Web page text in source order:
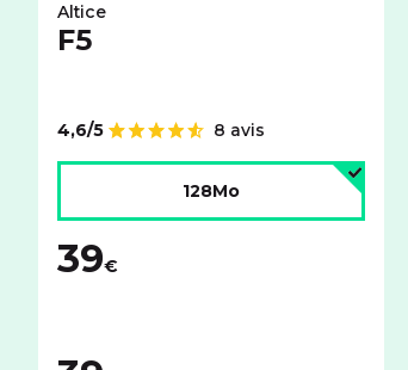
Altice
F5
Note de
4,6/5
8 avis
128Mo
39€